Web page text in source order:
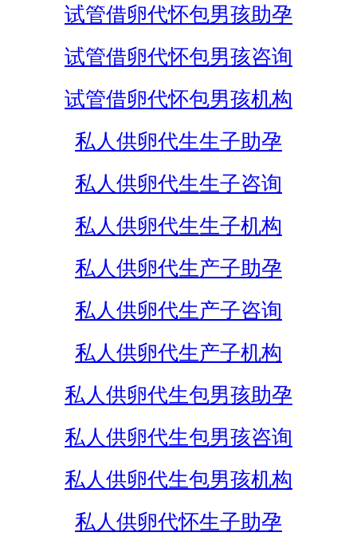
试管借卵代怀包男孩助孕
试管借卵代怀包男孩咨询
试管借卵代怀包男孩机构
私人供卵代生生子助孕
私人供卵代生生子咨询
私人供卵代生生子机构
私人供卵代生产子助孕
私人供卵代生产子咨询
私人供卵代生产子机构
私人供卵代生包男孩助孕
私人供卵代生包男孩咨询
私人供卵代生包男孩机构
私人供卵代怀生子助孕